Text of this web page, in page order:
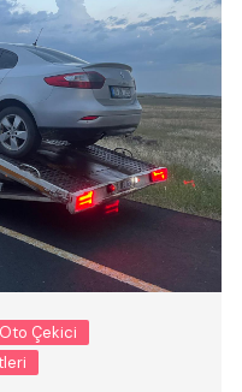
Oto Çekici